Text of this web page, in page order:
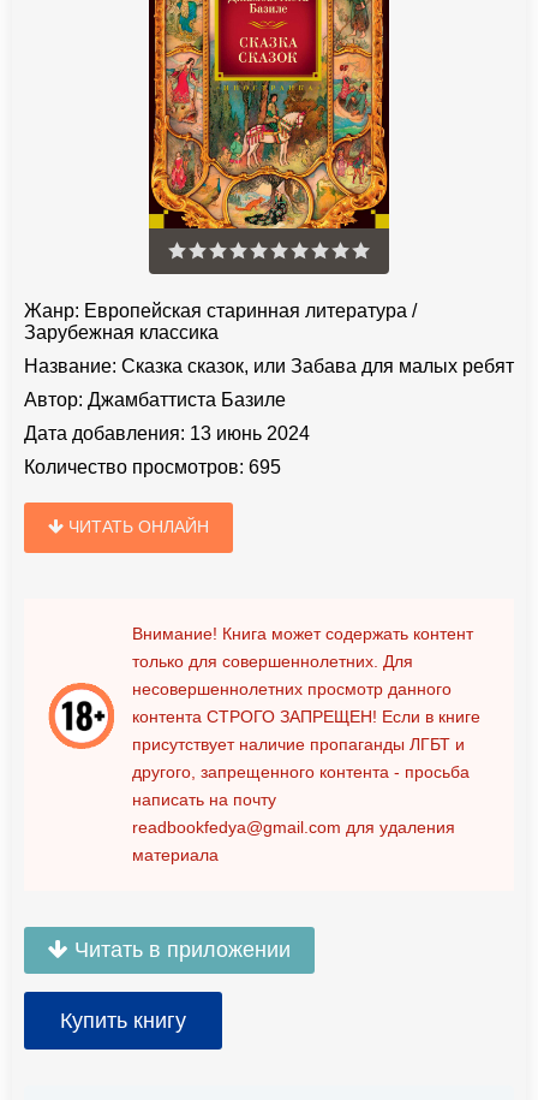
Жанр: Европейская старинная литература /
Зарубежная классика
Название: Сказка сказок, или Забава для малых ребят
Автор: Джамбаттиста Базиле
Дата добавления: 13 июнь 2024
Количество просмотров: 695
ЧИТАТЬ ОНЛАЙН
Внимание! Книга может содержать контент
только для совершеннолетних. Для
несовершеннолетних просмотр данного
контента СТРОГО ЗАПРЕЩЕН! Если в книге
присутствует наличие пропаганды ЛГБТ и
другого, запрещенного контента - просьба
написать на почту
readbookfedya@gmail.com для удаления
материала
Читать в приложении
Купить книгу